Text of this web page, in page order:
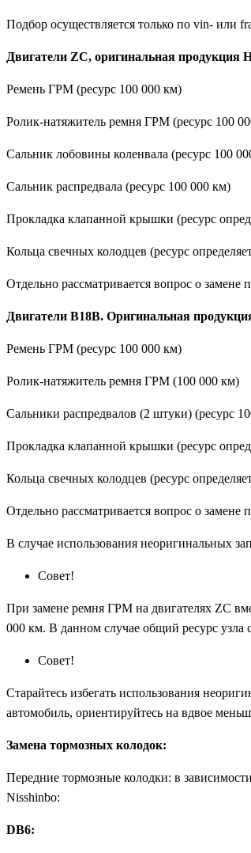
Подбор осуществляется только по vin- или
Двигатели ZC, оригинальная продукция
Ремень ГРМ (ресурс 100 000 км)
Ролик-натяжитель ремня ГРМ (ресурс 100
Сальник лобовины коленвала (ресурс 100
Сальник распредвала (ресурс 100 000 км)
Прокладка клапанной крышки (ресурс
Кольца свечных колодцев (ресурс
Отдельно рассматривается вопрос о
Двигатели B18B. Оригинальная
Ремень ГРМ (ресурс 100 000 км)
Ролик-натяжитель ремня ГРМ (100 000 км)
Сальники распредвалов (2 штуки) (ресурс
Прокладка клапанной крышки (ресурс
Кольца свечных колодцев (ресурс
Отдельно рассматривается вопрос о
В случае использования неоригинальных
Совет!
При замене ремня ГРМ на двигателях ZC
000 км. В данном случае общий ресурс узла
Совет!
Старайтесь избегать использования
автомобиль, ориентируйтесь на вдвое
Замена тормозных колодок:
Передние тормозные колодки: в
Nisshinbo:
DB6: